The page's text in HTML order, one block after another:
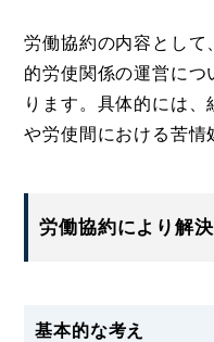
労働協約の内容として
的労使関係の運営につ
ります。具体的には
や労使間における苦情
労働協約により解
基本的な考え